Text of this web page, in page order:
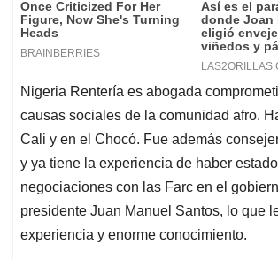
Nigeria Rentería es abogada
causas sociales de la comunidad afro.
Cali y en el Chocó. Fue además
y ya tiene la experiencia de haber
negociaciones con las Farc en el
presidente Juan Manuel Santos, lo que
experiencia y enorme conocimiento.